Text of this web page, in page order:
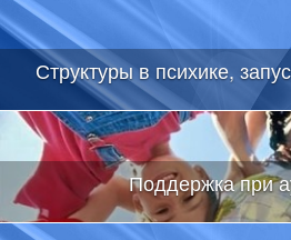
Структуры в психике,
Поддержка при